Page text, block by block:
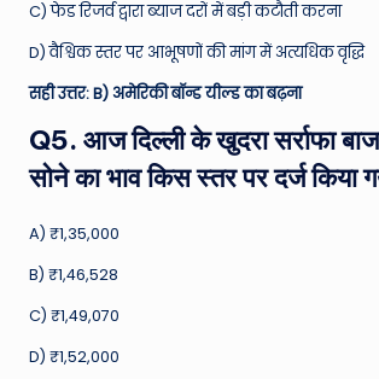
C) फेड रिजर्व द्वारा ब्याज दरों में बड़ी कटौती करना
D) वैश्विक स्तर पर आभूषणों की मांग में अत्यधिक वृद्धि
सही उत्तर: B) अमेरिकी बॉन्ड यील्ड का बढ़ना
Q5. आज दिल्ली के खुदरा सर्राफा
सोने का भाव किस स्तर पर दर्ज किया
A) ₹1,35,000
B) ₹1,46,528
C) ₹1,49,070
D) ₹1,52,000